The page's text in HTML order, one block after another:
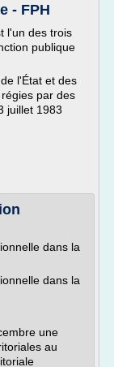
- FPH
l'un des trois
publique
l'État et des
par des
juillet 1983
dans la
dans la
une
au